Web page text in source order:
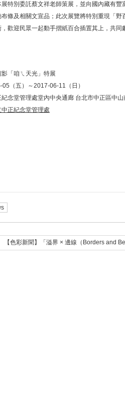
特別委託蔡文祥老師策展，並向國內藏有
條及相關文宣品；此次展覽將特別重現「
歡迎民眾一起動手摺紙百合插置其上，共
「咱ㄟ天光」特展
（五）～2017-06-11（日）
念堂管理處堂內中央通廊 台北市中正區中
中正紀念堂管理處
【色彩新聞】「溢界 × 邊線（Borders and